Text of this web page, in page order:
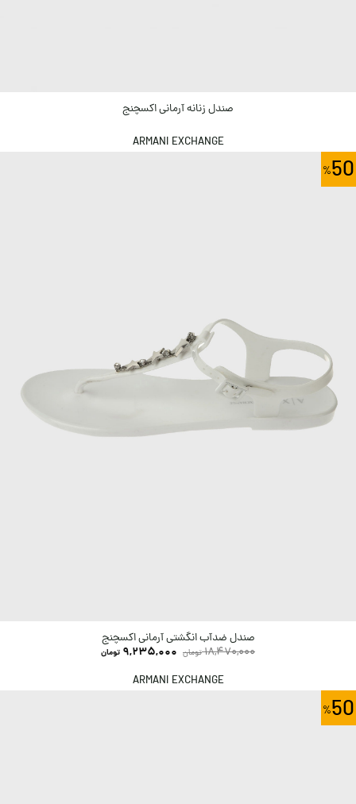
صندل زنانه آرمانی اکسچنج
ARMANI EXCHANGE
50
صندل ضدآب انگشتی آرمانی اکسچنج
18,470,000 تومان 9,235,000 تومان
ARMANI EXCHANGE
50